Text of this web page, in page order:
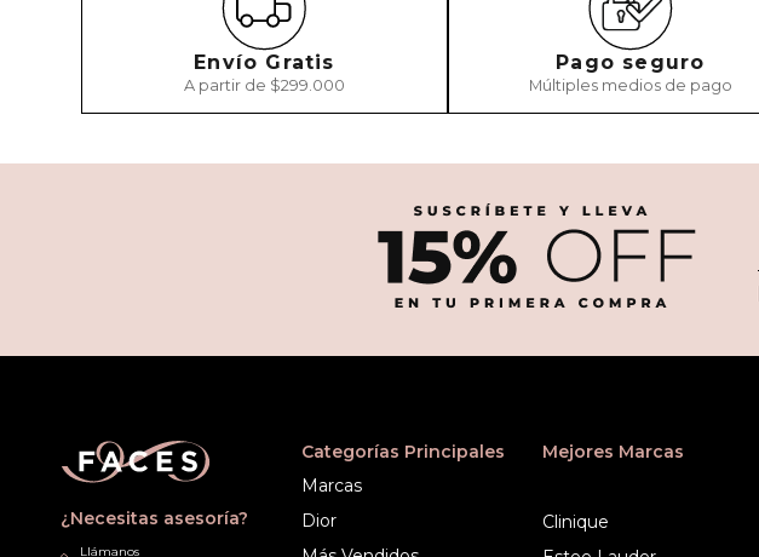
Envío Gratis
A partir de $299.000
Pago seguro
Múltiples medios de pago
¿Necesitas asesoría?
Llámanos
Categorías Principales
Marcas
Dior
Mejores Marcas
Clinique